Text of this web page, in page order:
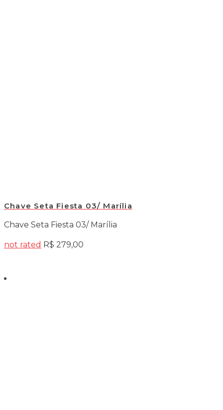
Chave Seta Fiesta 03/ Marília
Chave Seta Fiesta 03/ Marília
not rated R$ 279,00